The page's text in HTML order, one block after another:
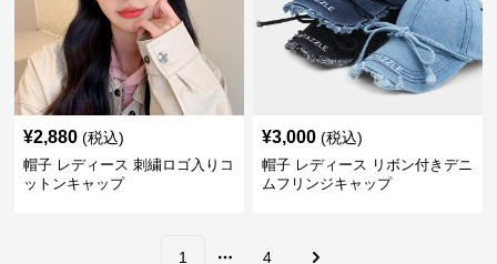
¥2,880 (税込)
帽子 レディース 刺繍ロゴ入りコ
ットンキャップ
¥3,000 (税込)
帽子 レディース リボン付きデニ
ムフリンジキャップ
1 4